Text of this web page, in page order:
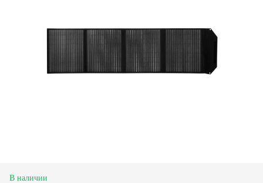
В наличии